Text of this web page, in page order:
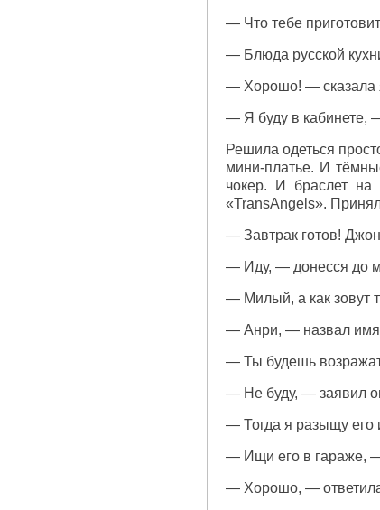
— Что тебе
— Блюда русской
— Хорошо! — сказала
— Я буду в кабинете,
Решила одеться
мини-платье. И
чокер. И браслет на
«TrаnsАngеls».
— Завтрак готов!
— Иду, — донесся до
— Милый, а как зовут
— Анри, — назвал имя
— Ты будешь
— Не буду, — заявил
— Тогда я разыщу его
— Ищи его в гараже,
— Хорошо, —